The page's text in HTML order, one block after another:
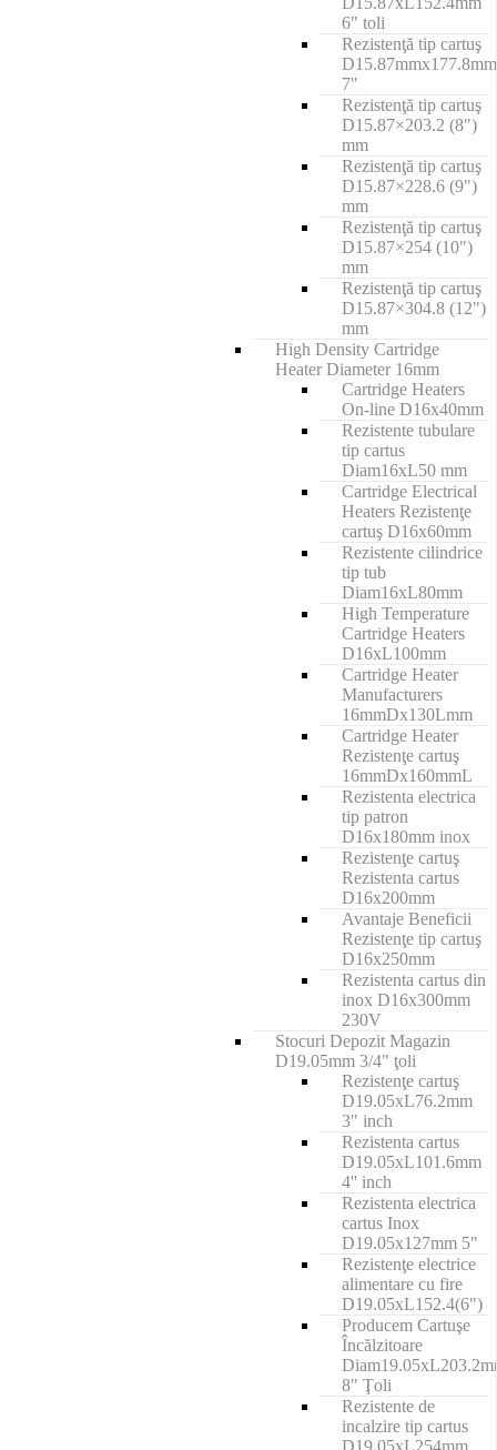
6" toli
Rezistenţă tip cartuş
D15.87mmx177.8mm
7"
Rezistenţă tip cartuş
D15.87×203.2 (8")
mm
Rezistenţă tip cartuş
D15.87×228.6 (9")
mm
Rezistenţă tip cartuş
D15.87×254 (10")
mm
Rezistenţă tip cartuş
D15.87×304.8 (12")
mm
High Density Cartridge
Heater Diameter 16mm
Cartridge Heaters
On-line D16x40mm
Rezistente tubulare
tip cartus
Diam16xL50 mm
Cartridge Electrical
Heaters Rezistenţe
cartuş D16x60mm
Rezistente cilindrice
tip tub
Diam16xL80mm
High Temperature
Cartridge Heaters
D16xL100mm
Cartridge Heater
Manufacturers
16mmDx130Lmm
Cartridge Heater
Rezistenţe cartuş
16mmDx160mmL
Rezistenta electrica
tip patron
D16x180mm inox
Rezistenţe cartuş
Rezistenta cartus
D16x200mm
Avantaje Beneficii
Rezistenţe tip cartuş
D16x250mm
Rezistenta cartus din
inox D16x300mm
230V
Stocuri Depozit Magazin
D19.05mm 3/4" ţoli
Rezistenţe cartuş
D19.05xL76.2mm
3" inch
Rezistenta cartus
D19.05xL101.6mm
4'' inch
Rezistenta electrica
cartus Inox
D19.05x127mm 5"
Rezistenţe electrice
alimentare cu fire
D19.05xL152.4(6")
Producem Cartuşe
Încălzitoare
8" Ţoli
Rezistente de
incalzire tip cartus